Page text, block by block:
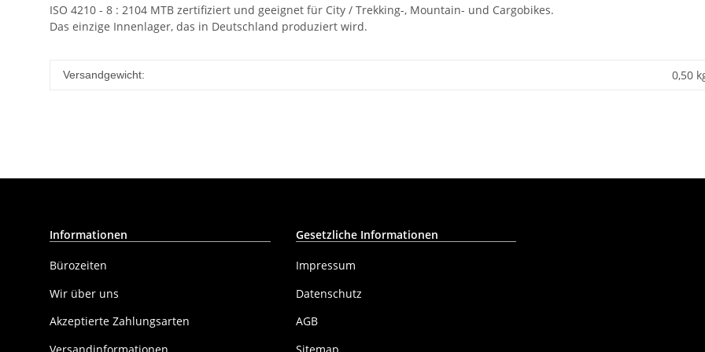
ISO 4210 - 8 : 2104 MTB zertifiziert und geeignet für City / Trekking-, Mountain- und Cargobikes.
Das einzige Innenlager, das in Deutschland produziert wird.
Versandgewicht: 0,50
Informationen
Bürozeiten
Wir über uns
Akzeptierte Zahlungsarten
Versandinformationen
Gesetzliche Informationen
Impressum
Datenschutz
AGB
Sitemap